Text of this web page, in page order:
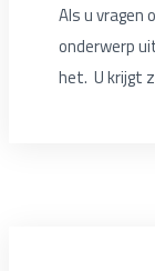
Als u vragen
onderwerp
het. U krijgt